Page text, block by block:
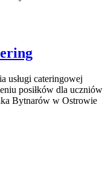
usługi cateringowej
posiłków dla uczniów
Bytnarów w Ostrowie